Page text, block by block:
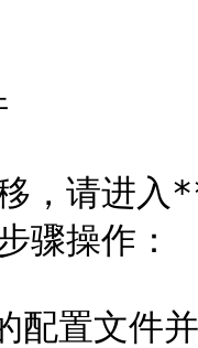
，请进
骤操作：
置文件